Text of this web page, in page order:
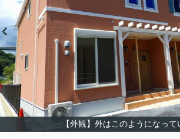
【外観】外はこのようになって